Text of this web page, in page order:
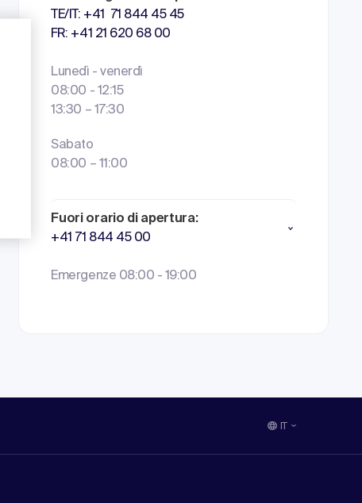
TE/IT: +41 71 844 45 45
FR: +41 21 620 68 00
Lunedì - venerdì
08:00 - 12:15
13:30 – 17:30
Sabato
08:00 – 11:00
Fuori orario di apertura:
+41 71 844 45 00
Emergenze 08:00 - 19:00